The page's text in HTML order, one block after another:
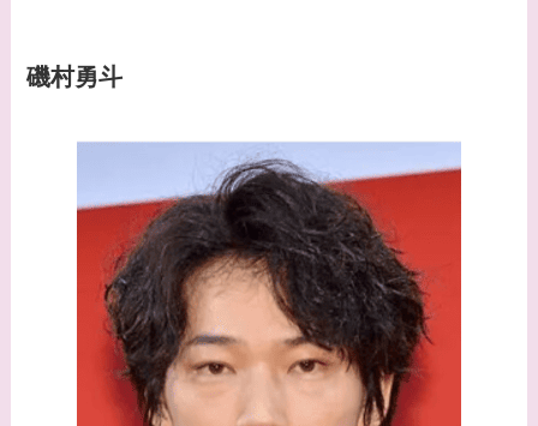
【画像】山田裕貴の家
系図・家族構成は？嫁
西野七瀬との馴れ初め
や現在の活動は？
【画像】平子理沙と似
てる有名人３選！ヒア
ルロン酸で顔が変わっ
た？村井克行との関係
磯村勇斗